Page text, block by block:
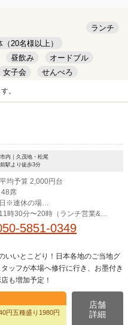
ランチ
（20名様以上）
昼飲み
オードブル
女子会
せんべろ
。
内｜久茂地・松尾
駅より徒歩3分
平均予算 2,000円台
48席
11時30分〜20時（ランチ営業&昼
応）5851-0349
いいとこどり！日本各地のご当地グ
ッフが本場へ修行に行き、お墨付き
も増加予定！
円五種盛り1980円
店舗
詳細